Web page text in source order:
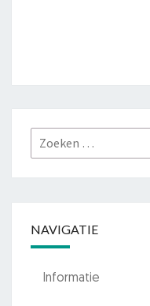
Zoeken
naar:
NAVIGATIE
Informatie